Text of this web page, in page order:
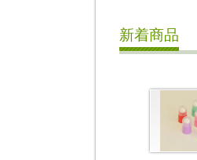
新着商品